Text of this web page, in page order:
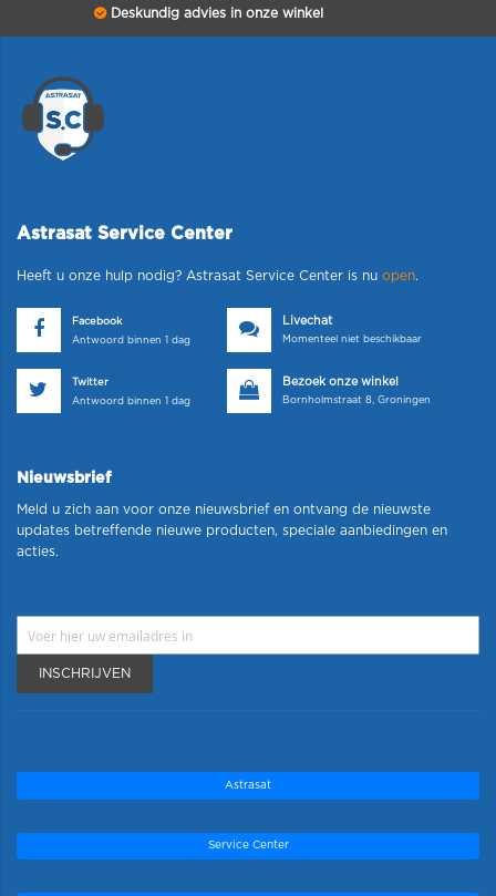
Deskundig advies in onze winkel
Astrasat Service Center
Heeft u onze hulp nodig? Astrasat Service Center is nu open.
Facebook
Antwoord binnen 1 dag
Livechat
Momenteel niet beschikbaar
Twitter
Antwoord binnen 1 dag
Bezoek onze winkel
Bornholmstraat 8, Groningen
Nieuwsbrief
Meld u zich aan voor onze nieuwsbrief en ontvang de nieuwste
updates betreffende nieuwe producten, speciale aanbiedingen en
acties.
INSCHRIJVEN
Astrasat
Service Center